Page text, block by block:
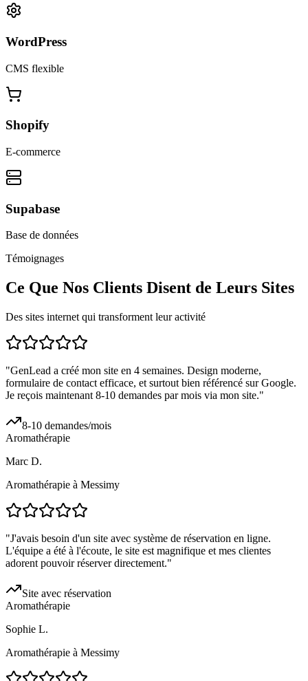
WordPress
CMS flexible
Shopify
E-commerce
Supabase
Base de données
Témoignages
Ce Que Nos Clients Disent de Leurs Sites
Des sites internet qui transforment leur activité
"GenLead a créé mon site en 4 semaines. Design moderne,
formulaire de contact efficace, et surtout bien référencé sur Google.
Je reçois maintenant 8-10 demandes par mois via mon site."
8-10 demandes/mois
Aromathérapie
Marc D.
Aromathérapie à Messimy
"J'avais besoin d'un site avec système de réservation en ligne.
L'équipe a été à l'écoute, le site est magnifique et mes clientes
adorent pouvoir réserver directement."
Site avec réservation
Aromathérapie
Sophie L.
Aromathérapie à Messimy